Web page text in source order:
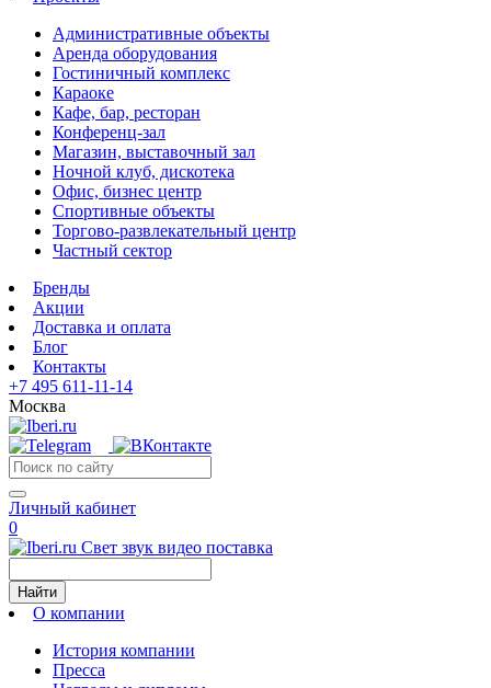
Административные объекты
Аренда оборудования
Гостиничный комплекс
Караоке
Кафе, бар, ресторан
Конференц-зал
Магазин, выставочный зал
Ночной клуб, дискотека
Офис, бизнес центр
Спортивные объекты
Торгово-развлекательный центр
Частный сектор
Бренды
Акции
Доставка и оплата
Блог
Контакты
+7 495 611-11-14
Москва
Личный кабинет
0
Свет звук видео поставка
Найти
О компании
История компании
Пресса